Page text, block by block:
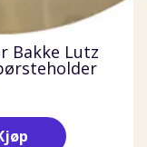
Bakke Lutz